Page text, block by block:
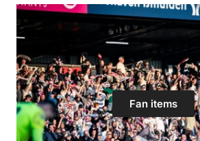
Fan items